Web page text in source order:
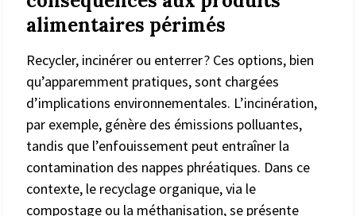
alimentaires périmés
Recycler, incinérer ou enterrer ? Ces options, bien
qu’apparemment pratiques, sont chargées
d’implications environnementales. L’incinération,
par exemple, génère des émissions polluantes,
tandis que l’enfouissement peut entraîner la
contamination des nappes phréatiques. Dans ce
contexte, le recyclage organique, via le
compostage ou la méthanisation, se présente